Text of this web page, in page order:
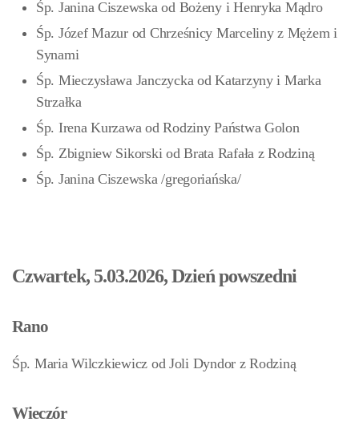
Śp. Janina Ciszewska od Bożeny i Henryka Mądro
Śp. Józef Mazur od Chrześnicy Marceliny z Mężem i
Synami
Śp. Mieczysława Janczycka od Katarzyny i Marka
Strzałka
Śp. Irena Kurzawa od Rodziny Państwa Golon
Śp. Zbigniew Sikorski od Brata Rafała z Rodziną
Śp. Janina Ciszewska /gregoriańska/
Czwartek, 5.03.2026, Dzień powszedni
Rano
Śp. Maria Wilczkiewicz od Joli Dyndor z Rodziną
Wieczór